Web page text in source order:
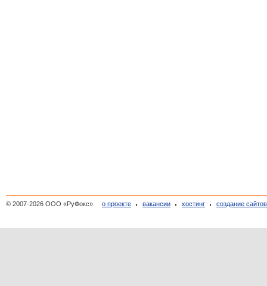
© 2007-2026 ООО «РуФокс» о проекте вакансии хостинг создание сайтов